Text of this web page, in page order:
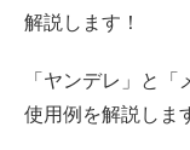
解説します！
「ヤンデレ」と
使用例を解説しま